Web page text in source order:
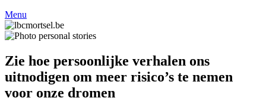
Menu
Zie hoe persoonlijke verhalen ons
uitnodigen om meer risico’s te nemen
voor onze dromen